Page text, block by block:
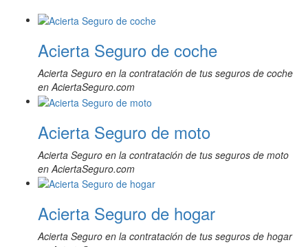
Acierta Seguro de coche
Acierta Seguro en la contratación de tus seguros de coche
en AciertaSeguro.com
Acierta Seguro de moto
Acierta Seguro en la contratación de tus seguros de moto
en AciertaSeguro.com
Acierta Seguro de hogar
Acierta Seguro en la contratación de tus seguros de hogar